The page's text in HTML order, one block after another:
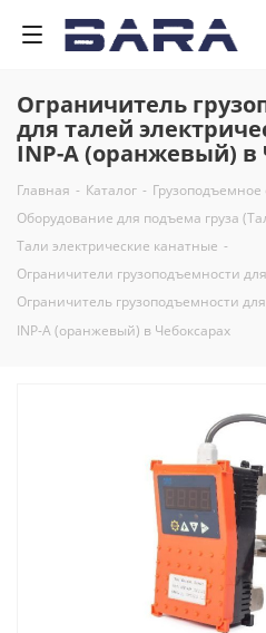
Ограничитель
для талей
INP-A (оранжевый) в
Главная - Каталог -
Оборудование для подъема груза
Тали электрические канатные -
Ограничители грузоподъемности
Ограничитель грузоподъемности
INP-A (оранжевый) в Чебоксарах